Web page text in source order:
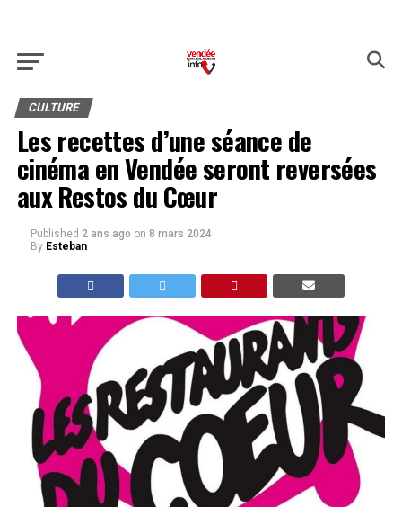
CULTURE
Les recettes d’une séance de
cinéma en Vendée seront reversées
aux Restos du Cœur
Published 2 ans ago on 8 mars 2024
By Esteban